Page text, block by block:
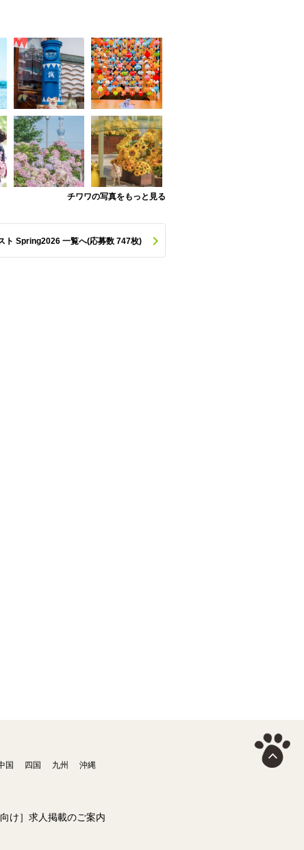
チワワの写真をもっと見る
ト Spring2026 一覧へ(応募数 747枚)
国 四国 九州
沖縄
向け］求人掲載のご案内